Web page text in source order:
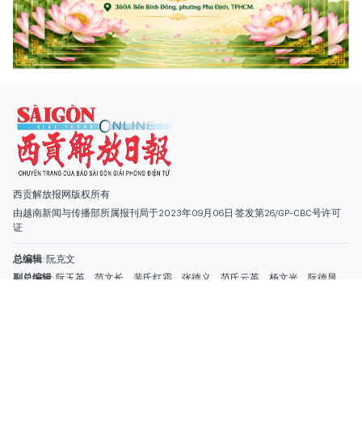
西贡解放报网版权所有
由越南新闻与传播部所属报刊局于2023年09月06日 签发第26/GP-CBC号许可
证
阮克强、陈嘉宝
主编: 阮玉英
社址: 胡志明市棋盘坊阮氏明开街432-434号
总台: (028) 39294091 - 转 060
电子信箱
广告部
(028) 38334185
quangcaohoavan09@gmail.com;